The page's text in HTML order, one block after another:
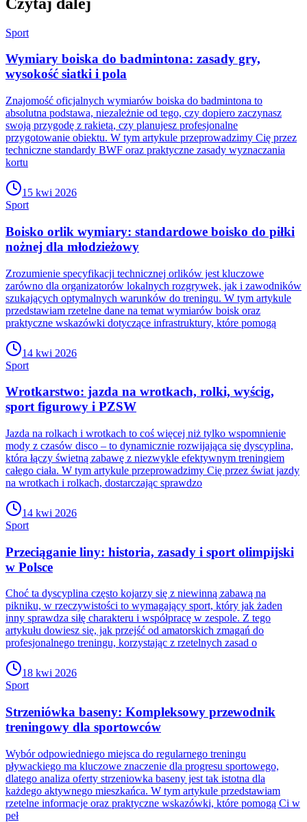
Sport
Wymiary boiska do badmintona: zasady gry,
wysokość siatki i pola
Znajomość oficjalnych wymiarów boiska do badmintona to
absolutna podstawa, niezależnie od tego, czy dopiero zaczynasz
swoją przygodę z rakietą, czy planujesz profesjonalne
przygotowanie obiektu. W tym artykule przeprowadzimy Cię przez
techniczne standardy BWF oraz praktyczne zasady wyznaczania
kortu
15 kwi 2026
Sport
Boisko orlik wymiary: standardowe boisko do piłki
nożnej dla młodzieżowy
Zrozumienie specyfikacji technicznej orlików jest kluczowe
zarówno dla organizatorów lokalnych rozgrywek, jak i zawodników
szukających optymalnych warunków do treningu. W tym artykule
przedstawiam rzetelne dane na temat wymiarów boisk oraz
praktyczne wskazówki dotyczące infrastruktury, które pomogą
14 kwi 2026
Sport
Wrotkarstwo: jazda na wrotkach, rolki, wyścig,
sport figurowy i PZSW
Jazda na rolkach i wrotkach to coś więcej niż tylko wspomnienie
mody z czasów disco – to dynamicznie rozwijająca się dyscyplina,
która łączy świetną zabawę z niezwykle efektywnym treningiem
całego ciała. W tym artykule przeprowadzimy Cię przez świat jazdy
na wrotkach i rolkach, dostarczając sprawdzo
14 kwi 2026
Sport
Przeciąganie liny: historia, zasady i sport olimpijski
w Polsce
Choć ta dyscyplina często kojarzy się z niewinną zabawą na
pikniku, w rzeczywistości to wymagający sport, który jak żaden
inny sprawdza siłę charakteru i współpracę w zespole. Z tego
artykułu dowiesz się, jak przejść od amatorskich zmagań do
profesjonalnego treningu, korzystając z rzetelnych zasad o
18 kwi 2026
Sport
Strzeniówka baseny: Kompleksowy przewodnik
treningowy dla sportowców
Wybór odpowiedniego miejsca do regularnego treningu
pływackiego ma kluczowe znaczenie dla progresu sportowego,
dlatego analiza oferty strzeniowka baseny jest tak istotna dla
każdego aktywnego mieszkańca. W tym artykule przedstawiam
rzetelne informacje oraz praktyczne wskazówki, które pomogą Ci w
peł